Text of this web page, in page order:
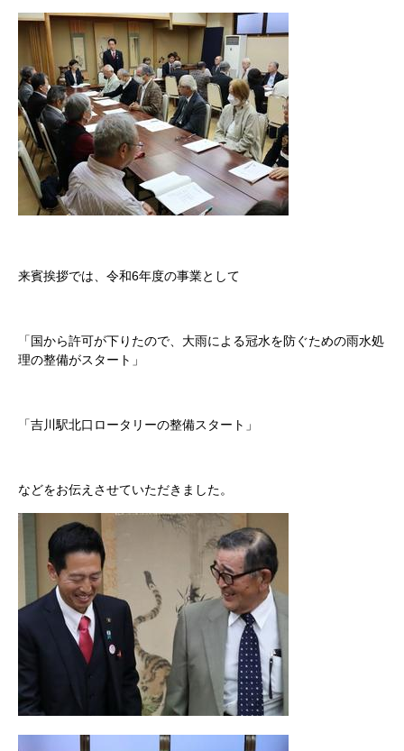
来賓挨拶では、令和6年度の事業として
「国から許可が下りたので、大雨による冠水を防ぐための雨水処
理の整備がスタート」
「吉川駅北口ロータリーの整備スタート」
などをお伝えさせていただきました。